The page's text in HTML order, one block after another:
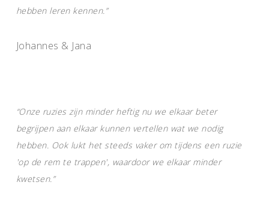
hebben leren kennen.”
Johannes & Jana
“Onze ruzies zijn minder heftig nu we elkaar beter
begrijpen aan elkaar kunnen vertellen wat we nodig
hebben. Ook lukt het steeds vaker om tijdens een ruzie
'op de rem te trappen', waardoor we elkaar minder
kwetsen.”